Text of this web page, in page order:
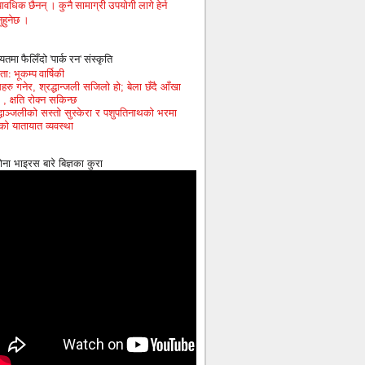
छैनन् । कुनै सामाग्री उपयोगी लागे हेर्न
।
फैलिँदो 'पार्क रन' संस्कृति
भूकम्प वार्षिकी
गनेर, श्रद्धान्जली सजिलो हो; बेला छँदै आँखा
क्षति रोक्न सकिन्छ
सस्तो सुस्केरा र पशुपतिनाथको भरमा
यातायात व्यवस्था
भाइरस बारे बिज्ञका कुरा